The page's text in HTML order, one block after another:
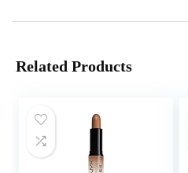
Related Products